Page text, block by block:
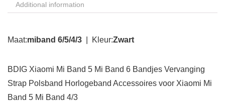
Additional information
Maat:miband 6/5/4/3 | Kleur:Zwart
BDIG Xiaomi Mi Band 5 Mi Band 6 Bandjes Vervanging
Strap Polsband Horlogeband Accessoires voor Xiaomi Mi
Band 5 Mi Band 4/3